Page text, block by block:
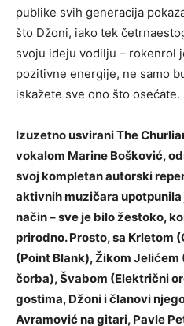
publike svih generacija
što Džoni, iako tek
svoju ideju vodilju – rokenrol
pozitivne energije, ne samo
iskažete sve ono što osećate.
Izuzetno usvirani The
vokalom Marine Bošković,
svoj kompletan autorski
aktivnih muzičara
način – sve je bilo žestoko,
prirodno. Prosto, sa Krletom
(Point Blank), Žikom Jelićem
čorba), Švabom (Električni
gostima, Džoni i članovi
Avramović na gitari, Pavle